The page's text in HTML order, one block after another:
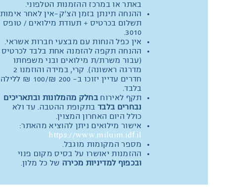
באתר או במרכז ההזמנות הטלפוני.
ההנחה תינתן בזמן הצ'ק-אין לאחר אימות
תשלום בכרטיס + תעודת מילואים / טופס
3010.
אין כפל הנחות עם מבצעי חברות אשראי.
ההנחה תקפה להזמנה אחת בלבד לכרטיס
(עבור משרת/ת מילואים ובני משפחתו
מדרגה ראשונה). קרי, במידה והוזמנו 2
חדרים עדיין יזוכו ב- 200 ₪/100 ₪ ללילה
בלבד.
תקף לאירוח בחלק מהמלונות ובתאריכים
נבחרים בלבדבתקופת ההטבה. עד ולא
כולל היום האחרון המצוין.
אישור מילואים ניתן להוציא מהאתר:
https://www.miluim.idf.il
מספר המקומות מוגבל.
ההזמנות יאושרו על בסיס מקום פנוי
ובכפוף למדיניות מכירה של כל מלון.